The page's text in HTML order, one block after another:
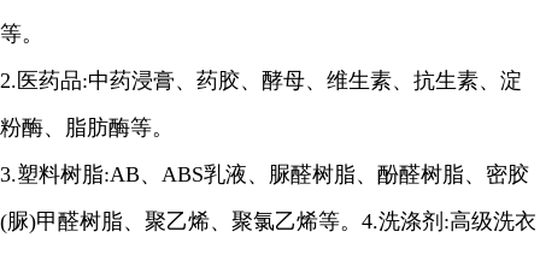
等。
2. 医药品:中药浸膏、药胶、酵母、维生素、抗生素、淀
粉酶、脂肪酶等。
3.塑料树脂:AB、 ABS乳液、脲醛树脂、酚醛树脂、密胶
(脲)甲醛树脂、聚乙烯、聚氯乙烯等。 4.洗涤剂 :高级洗衣